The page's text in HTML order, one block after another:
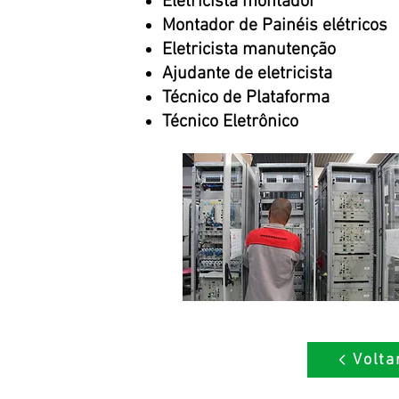
Montador de Painéis elétricos
Eletricista manutenção
Ajudante de eletricista
Técnico de Plataforma
Técnico Eletrônico